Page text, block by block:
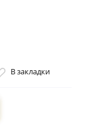
В закладки